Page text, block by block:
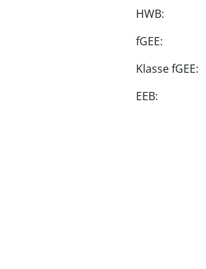
Die monatlichen Nebenkosten
- Betriebskosten € 1,65 /m² netto
- Betriebskosten Garage € 0,45 /m² netto
HWB:
fGEE:
Klasse fGEE:
EEB: